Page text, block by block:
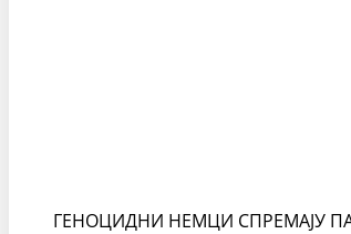
ГЕНОЦИДНИ НЕМЦИ СПРЕМАЈУ